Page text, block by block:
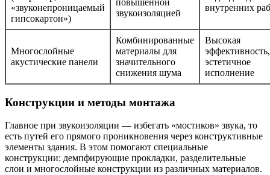
«звуконепроницаемый
гипсокартон»)
повышенной
звукоизоляцией
внутренних
Многослойные
акустические панели
Комбинированные
материалы для
значительного
снижения шума
Высокая
эффективность,
эстетичное
исполнение
Конструкции и методы монтажа
Главное при звукоизоляции — избегать «мостиков» звука, то
есть путей его прямого проникновения через конструктивные
элементы здания. В этом помогают специальные
конструкции: демпфирующие прокладки, разделительные
слои и многослойные конструкции из различных материалов.